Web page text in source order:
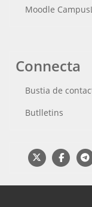
Moodle
Connecta
Bustia de
Butlletins